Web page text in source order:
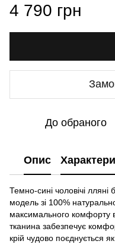
4 790 грн
До обраного
Опис
Темно-сині чоловічі
модель зі 100%
максимального комфорту
тканина забезпечує
крій чудово поєднується